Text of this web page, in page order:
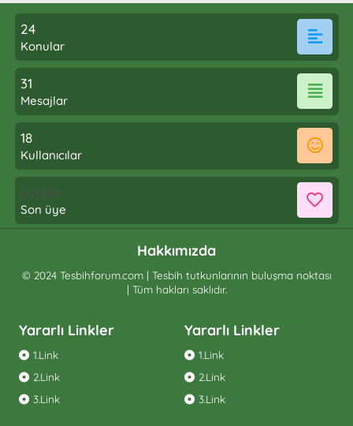
24
Konular
31
Mesajlar
18
Kullanıcılar
sustalı
Son üye
Hakkımızda
© 2024 Tesbihforum.com | Tesbih tutkunlarının buluşma noktası
| Tüm hakları saklıdır.
Yararlı Linkler
1.Link
2.Link
3.Link
Yararlı Linkler
1.Link
2.Link
3.Link